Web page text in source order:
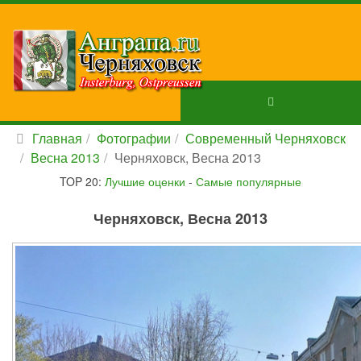
Главная Фотографии
Современный Черняховск
Весна 2013
Черняховск, Весна 2013
TOP 20: Лучшие оценки - Самые популярные
Черняховск, Весна 2013